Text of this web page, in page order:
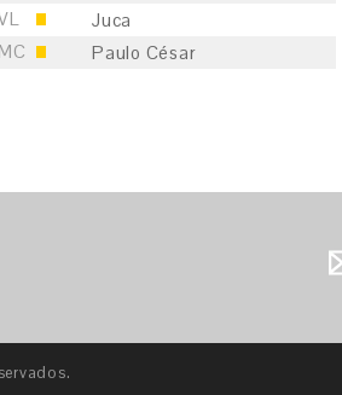
E
Juca
MC
Paulo César